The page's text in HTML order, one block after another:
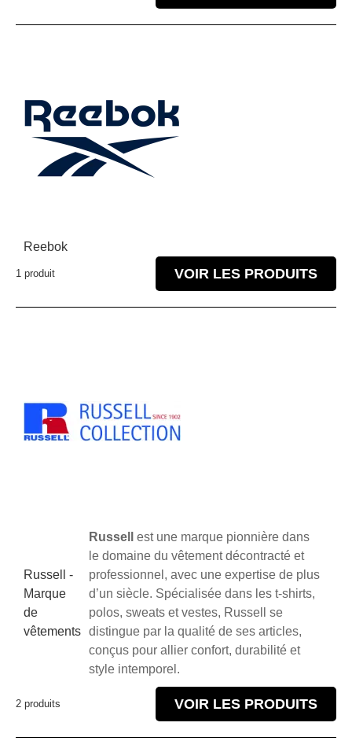
Reebok
1 produit VOIR LES PRODUITS
Russell -
Marque
de
vêtements
Russell
est une marque pionnière dans
le domaine du vêtement décontracté et
professionnel, avec une expertise de plus
d’un siècle. Spécialisée dans les t-shirts,
polos, sweats et vestes, Russell se
distingue par la qualité de ses articles,
conçus pour allier confort, durabilité et
style intemporel.
2 produits VOIR LES PRODUITS